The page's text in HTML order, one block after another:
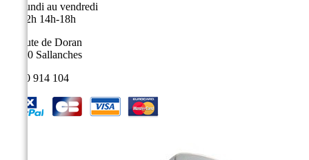
Du lundi au vendredi
9h-12h 14h-18h
9, route de Doran
74700 Sallanches
04 50 914 104